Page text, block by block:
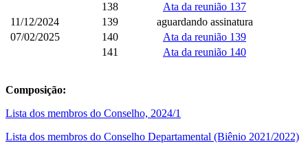
138
Ata da reunião 137
11/12/2024
139
aguardando assinatura
07/02/2025
140
Ata da reunião 139
141
Ata da reunião 140
Composição:
Lista dos membros do Conselho, 2024/1
Lista dos membros do Conselho Departamental (Biênio 2021/2022)